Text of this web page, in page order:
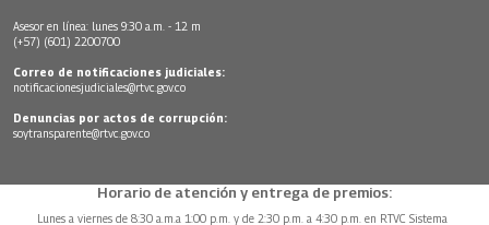
Asesor en línea: lunes 9:30 a.m. - 12 m
(+57) (601) 2200700
Correo de notificaciones judiciales:
notificacionesjudiciales@rtvc.gov.co
Denuncias por actos de corrupción:
soytransparente@rtvc.gov.co
Horario de atención y entrega de premios:
Lunes a viernes de 8:30 a.m.a 1:00 p.m. y de 2:30 p.m. a 4:30 p.m. en RTVC Sistema